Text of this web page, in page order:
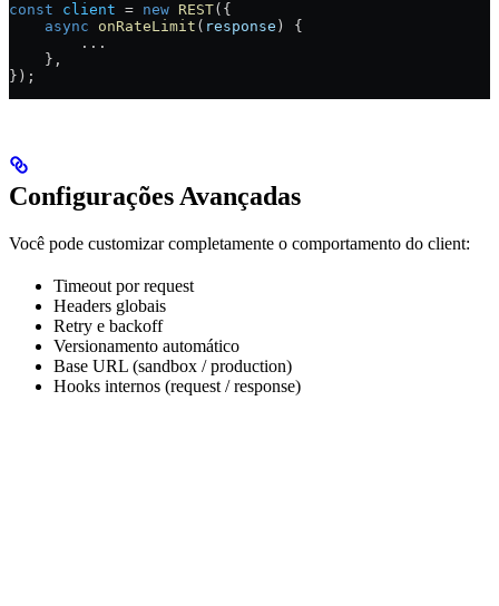
const client = new REST({
    async
onRateLimit ( response ) {
        ...
    },
});
Configurações Avançadas
Você pode customizar completamente o comportamento do client:
Timeout por request
Headers globais
Retry e backoff
Versionamento automático
Base URL (sandbox / production)
Hooks internos (request / response)